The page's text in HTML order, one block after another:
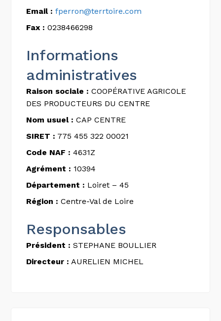
Email : fperron@terrtoire.com
Fax : 0238466298
Informations
administratives
Raison sociale : COOPÉRATIVE AGRICOLE
DES PRODUCTEURS DU CENTRE
Nom usuel : CAP CENTRE
SIRET : 775 455 322 00021
Code NAF : 4631Z
Agrément : 10394
Département : Loiret – 45
Région : Centre-Val de Loire
Responsables
Président : STEPHANE BOULLIER
Directeur : AURELIEN MICHEL